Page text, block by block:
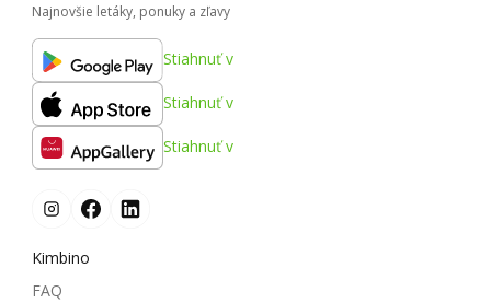
Najnovšie letáky, ponuky a zľavy
Stiahnuť v
Stiahnuť v
Stiahnuť v
Kimbino
FAQ